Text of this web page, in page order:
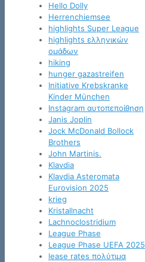
Hello Dolly
Herrenchiemsee
highlights Super League
highlights ελληνικών
ομάδων
hiking
hunger gazastreifen
Initiative Krebskranke
Kinder München
Instagram αυτοπεποίθηση
Janis Joplin
Jock McDonald Bollock
Brothers
John Martinis.
Klavdia
Klavdia Asteromata
Eurovision 2025
krieg
Kristallnacht
Lachnoclostridium
League Phase
League Phase UEFA 2025
lease rates πολύτιμα